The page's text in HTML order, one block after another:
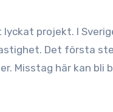
projekt. I
Det första
Misstag här kan bli